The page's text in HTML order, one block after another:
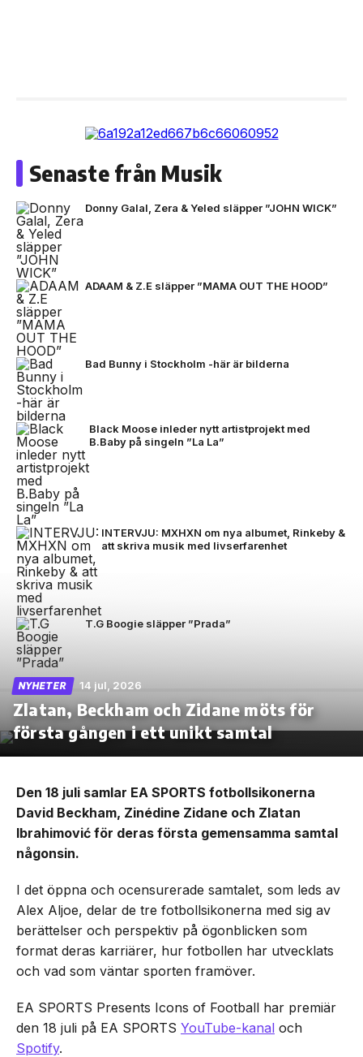
Senaste från Musik
Donny Galal, Zera & Yeled släpper ”JOHN WICK”
ADAAM & Z.E släpper ”MAMA OUT THE HOOD”
Bad Bunny i Stockholm -här är bilderna
Black Moose inleder nytt artistprojekt med
B.Baby på singeln ”La La”
INTERVJU: MXHXN om nya albumet, Rinkeby &
att skriva musik med livserfarenhet
T.G Boogie släpper ”Prada”
NYHETER 14 jul, 2026
Zlatan, Beckham och Zidane möts för
första gången i ett unikt samtal
Den 18 juli samlar EA SPORTS fotbollsikonerna
David Beckham, Zinédine Zidane och Zlatan
Ibrahimović för deras första gemensamma samtal
någonsin.
I det öppna och ocensurerade samtalet, som leds av
Alex Aljoe, delar de tre fotbollsikonerna med sig av
berättelser och perspektiv på ögonblicken som
format deras karriärer, hur fotbollen har utvecklats
och vad som väntar sporten framöver.
EA SPORTS Presents Icons of Football har premiär
den 18 juli på EA SPORTS YouTube-kanal och
Spotify.